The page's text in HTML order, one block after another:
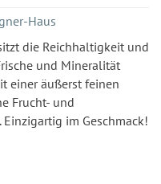
Haus
die Reichhaltigkeit und
und Mineralität
einer äußerst feinen
Frucht- und
im Geschmack!